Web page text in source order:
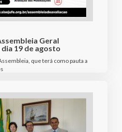
Geral
19 de agosto
que terá como pauta a